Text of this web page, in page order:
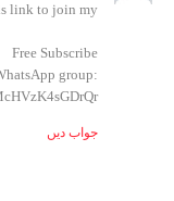
link to join my
Free Subscribe
group:
جواب دیں